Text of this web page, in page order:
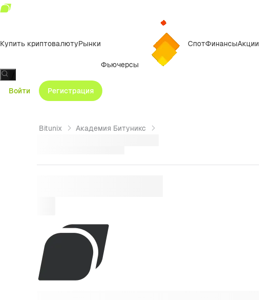
Купить криптовалютуРынки
Фьючерсы
СпотФинансыАкции
Войти
Регистрация
Bitunix Академия Битуникс